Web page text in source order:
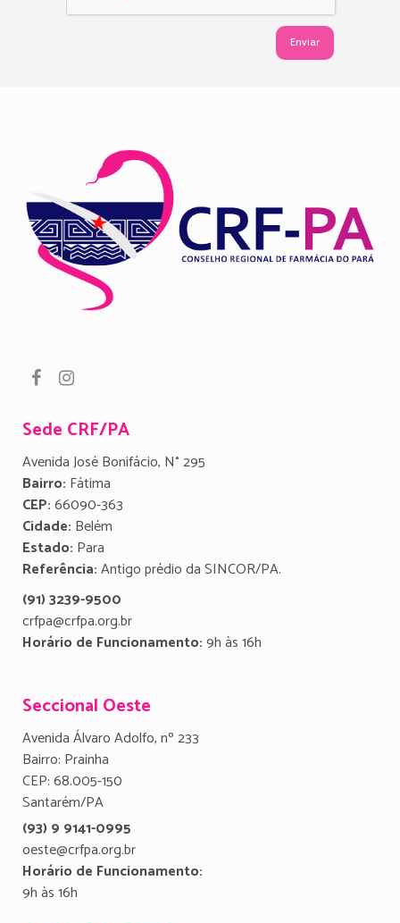
Sede CRF/PA
Avenida José Bonifácio, N° 295
Bairro: Fátima
CEP:66090-363
Cidade: Belém
Estado: Para
Referência:Antigo prédio da SINCOR/PA.
(91) 3239-9500
crfpa@crfpa.org.br
Horário de Funcionamento:9h às 16h
Seccional Oeste
Avenida Álvaro Adolfo, nº 233
Bairro: Prainha
CEP: 68.005-150
Santarém/PA
(93) 9 9141-0995
oeste@crfpa.org.br
Horário de Funcionamento:
9h às 16h